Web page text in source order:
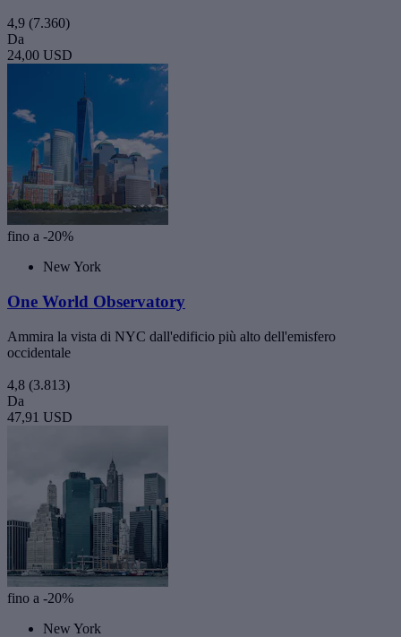
4,9 (7.360)
Da
24,00 USD
fino a -20%
New York
One World Observatory
Ammira la vista di NYC dall'edificio più alto dell'emisfero
occidentale
4,8 (3.813)
Da
47,91 USD
fino a -20%
New York